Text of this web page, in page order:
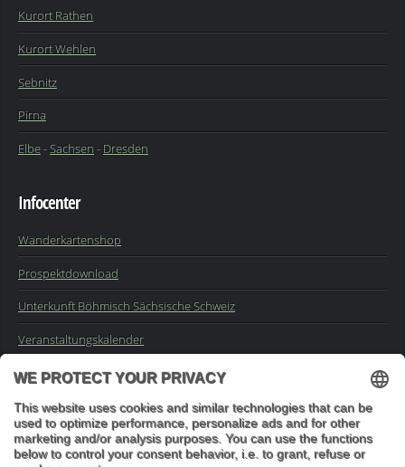
Kurort Rathen
Kurort Wehlen
Sebnitz
Pirna
Elbe-Sachsen - Dresden
Infocenter
Wanderkartenshop
Prospektdownload
Unterkunft Böhmisch Sächsische Schweiz
Veranstaltungskalender
Impressum